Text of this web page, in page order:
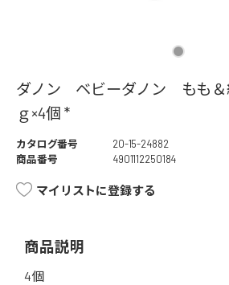
ダノン ベビーダノン もも
ｇ×4個 *
カタログ番号
20-15-24882
商品番号
4901112250184
マイリストに登録する
商品説明
4個